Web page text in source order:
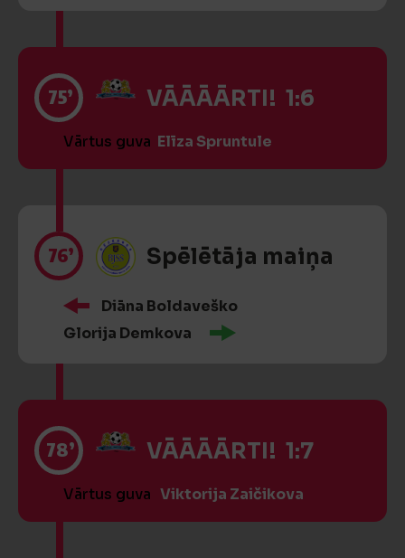
75’ VĀĀĀĀRTI! 1:6
Vārtus guva Elīza Spruntule
76’ Spēlētāja maiņa
Diāna Boldaveško
Glorija Demkova
78’ VĀĀĀĀRTI! 1:7
Vārtus guva Viktorija Zaičikova